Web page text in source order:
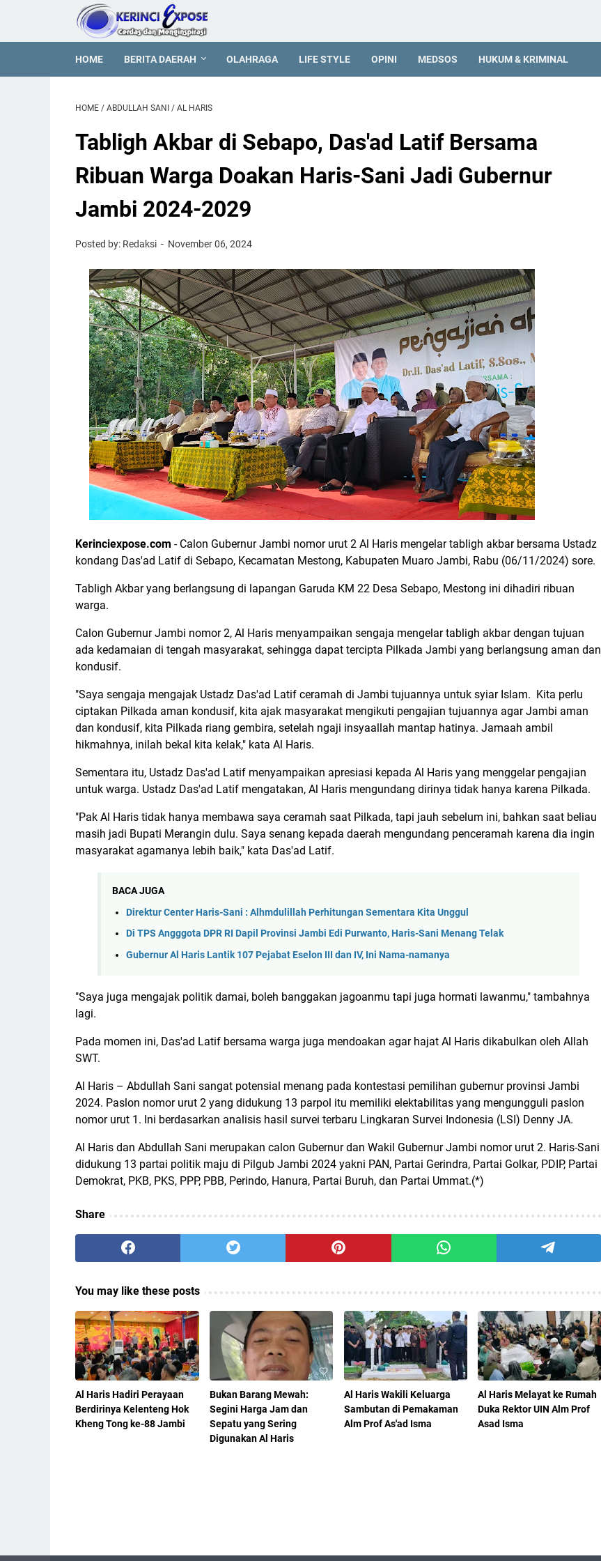
HOME BERITA DAERAH OLAHRAGA LIFE STYLE OPINI MEDSOS HUKUM & KRIMINAL
HOME / ABDULLAH SANI / AL HARIS
Tabligh Akbar di Sebapo, Das'ad Latif Bersama
Ribuan Warga Doakan Haris-Sani Jadi Gubernur
Jambi 2024-2029
Posted by: Redaksi November 06, 2024
Kerinciexpose.com - Calon Gubernur Jambi nomor urut 2 Al Haris mengelar tabligh akbar bersama Ustadz
kondang Das'ad Latif di Sebapo, Kecamatan Mestong, Kabupaten Muaro Jambi, Rabu (06/11/2024) sore.
Tabligh Akbar yang berlangsung di lapangan Garuda KM 22 Desa Sebapo, Mestong ini dihadiri ribuan
warga.
Calon Gubernur Jambi nomor 2, Al Haris menyampaikan sengaja mengelar tabligh akbar dengan tujuan
ada kedamaian di tengah masyarakat, sehingga dapat tercipta Pilkada Jambi yang berlangsung aman dan
kondusif.
"Saya sengaja mengajak Ustadz Das'ad Latif ceramah di Jambi tujuannya untuk syiar Islam. Kita perlu
ciptakan Pilkada aman kondusif, kita ajak masyarakat mengikuti pengajian tujuannya agar Jambi aman
dan kondusif, kita Pilkada riang gembira, setelah ngaji insyaallah mantap hatinya. Jamaah ambil
hikmahnya, inilah bekal kita kelak," kata Al Haris.
Sementara itu, Ustadz Das'ad Latif menyampaikan apresiasi kepada Al Haris yang menggelar pengajian
untuk warga. Ustadz Das'ad Latif mengatakan, Al Haris mengundang dirinya tidak hanya karena Pilkada.
"Pak Al Haris tidak hanya membawa saya ceramah saat Pilkada, tapi jauh sebelum ini, bahkan saat beliau
masih jadi Bupati Merangin dulu. Saya senang kepada daerah mengundang penceramah karena dia ingin
masyarakat agamanya lebih baik," kata Das'ad Latif.
BACA JUGA
Direktur Center Haris-Sani : Alhmdulillah Perhitungan Sementara Kita Unggul
Di TPS Angggota DPR RI Dapil Provinsi Jambi Edi Purwanto, Haris-Sani Menang Telak
Gubernur Al Haris Lantik 107 Pejabat Eselon III dan IV, Ini Nama-namanya
"Saya juga mengajak politik damai, boleh banggakan jagoanmu tapi juga hormati lawanmu," tambahnya
lagi.
Pada momen ini, Das'ad Latif bersama warga juga mendoakan agar hajat Al Haris dikabulkan oleh Allah
SWT.
Al Haris – Abdullah Sani sangat potensial menang pada kontestasi pemilihan gubernur provinsi Jambi
2024. Paslon nomor urut 2 yang didukung 13 parpol itu memiliki elektabilitas yang mengungguli paslon
nomor urut 1. Ini berdasarkan analisis hasil survei terbaru Lingkaran Survei Indonesia (LSI) Denny JA.
Al Haris dan Abdullah Sani merupakan calon Gubernur dan Wakil Gubernur Jambi nomor urut 2. Haris-Sani
didukung 13 partai politik maju di Pilgub Jambi 2024 yakni PAN, Partai Gerindra, Partai Golkar, PDIP, Partai
Demokrat, PKB, PKS, PPP, PBB, Perindo, Hanura, Partai Buruh, dan Partai Ummat.(*)
Share
You may like these posts
Al Haris Hadiri Perayaan
Berdirinya Kelenteng Hok
Kheng Tong ke-88 Jambi
Bukan Barang Mewah:
Segini Harga Jam dan
Sepatu yang Sering
Digunakan Al Haris
Al Haris Wakili Keluarga
Sambutan di Pemakaman
Alm Prof As'ad Isma
Al Haris Melayat ke Rumah
Duka Rektor UIN Alm Prof
Asad Isma